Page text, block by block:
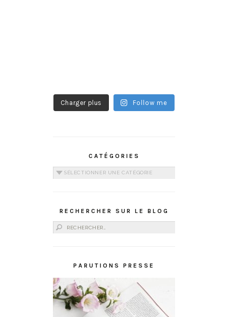
Charger plus Follow me
CATÉGORIES
Catégories
RECHERCHER SUR LE BLOG
Rechercher :
PARUTIONS PRESSE